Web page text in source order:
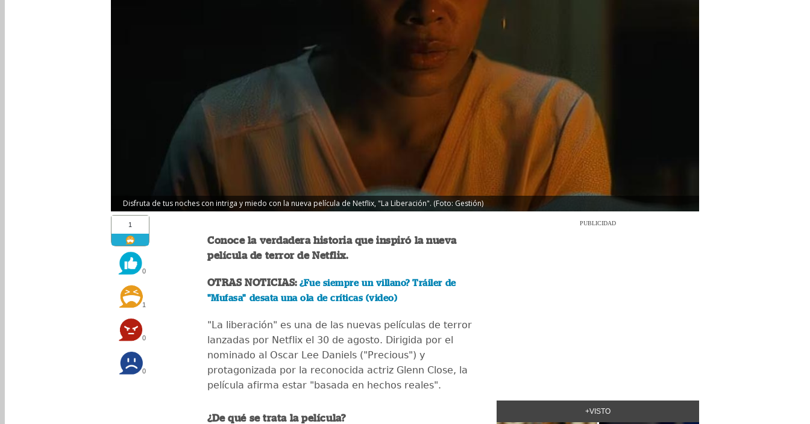
Disfruta de tus noches con intriga y miedo con la nueva película de Netflix, "La Liberación". (Foto: Gestión)
1
0
1
0
0
Conoce la verdadera historia que inspiró la nueva
película de terror de Netflix.
OTRAS NOTICIAS:¿Fue siempre un villano? Tráiler de
"Mufasa" desata una ola de críticas (video)
"La liberación" es una de las nuevas películas de terror
lanzadas por Netflix el 30 de agosto. Dirigida por el
nominado al Oscar Lee Daniels ("Precious") y
protagonizada por la reconocida actriz Glenn Close, la
película afirma estar "basada en hechos reales".
¿De qué se trata la película?
PUBLICIDAD
+VISTO